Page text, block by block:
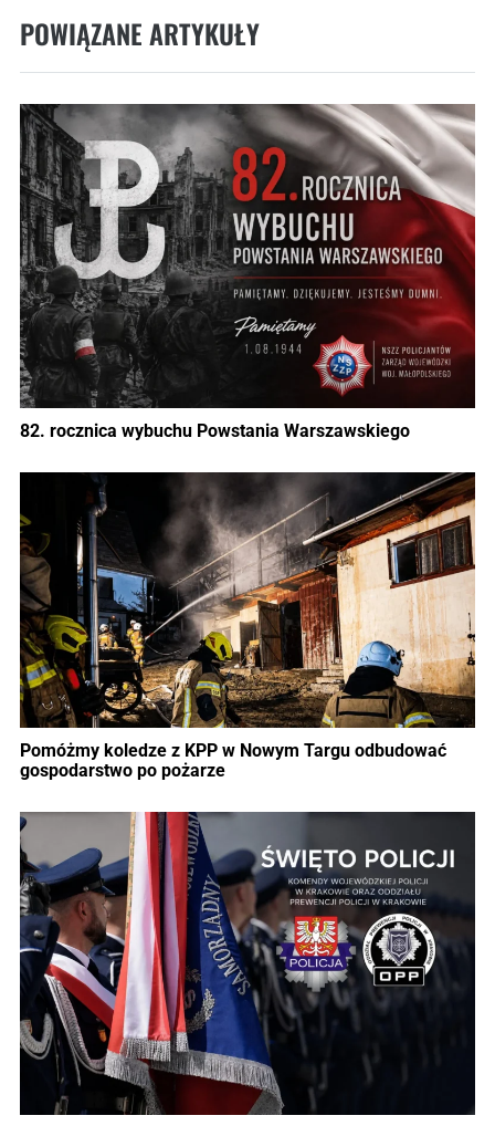
POWIĄZANE ARTYKUŁY
82. rocznica wybuchu Powstania Warszawskiego
Pomóżmy koledze z KPP w Nowym Targu odbudować
gospodarstwo po pożarze